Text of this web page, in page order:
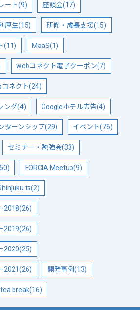
ート(9) 座談会(17)
厚生(15) 研修・成長支援(15)
(11) MaaS(1)
webコネクト電子クーポン(7)
コネクト(24)
ング(4) Googleホテル広告(4)
ターンシップ(29) イベント(76)
セミナー・勉強会(33)
FORCIA Meetup(9)
2018(26)
2019(26)
2020(25)
2021(26) 開発事例(13)
tea break(16)